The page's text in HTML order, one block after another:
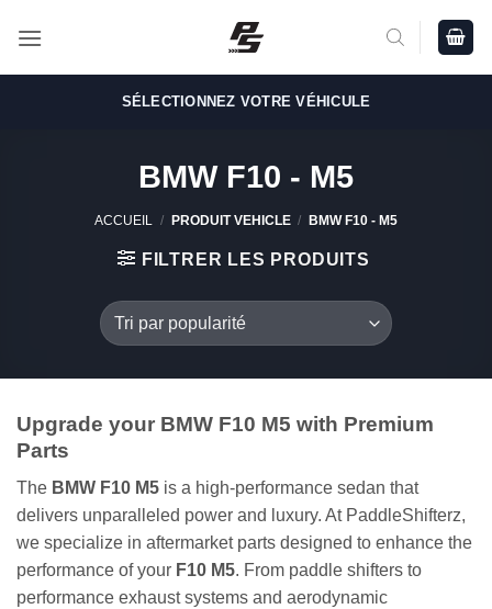
SÉLECTIONNEZ VOTRE VÉHICULE
BMW F10 - M5
ACCUEIL / PRODUIT VEHICLE / BMW F10 - M5
FILTRER LES PRODUITS
Upgrade your BMW F10 M5 with Premium
Parts
The BMW F10 M5 is a high-performance sedan that
delivers unparalleled power and luxury. At PaddleShifterz,
we specialize in aftermarket parts designed to enhance the
performance of your F10 M5. From paddle shifters to
performance exhaust systems and aerodynamic